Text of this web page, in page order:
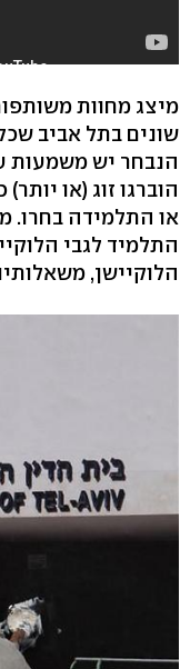
מיצג מחוות
שונים בתל אביב
הנבחר יש משמעות
הוברגו זוג (או
או התלמידה בחרו.
התלמיד לגבי
הלוקיישן,